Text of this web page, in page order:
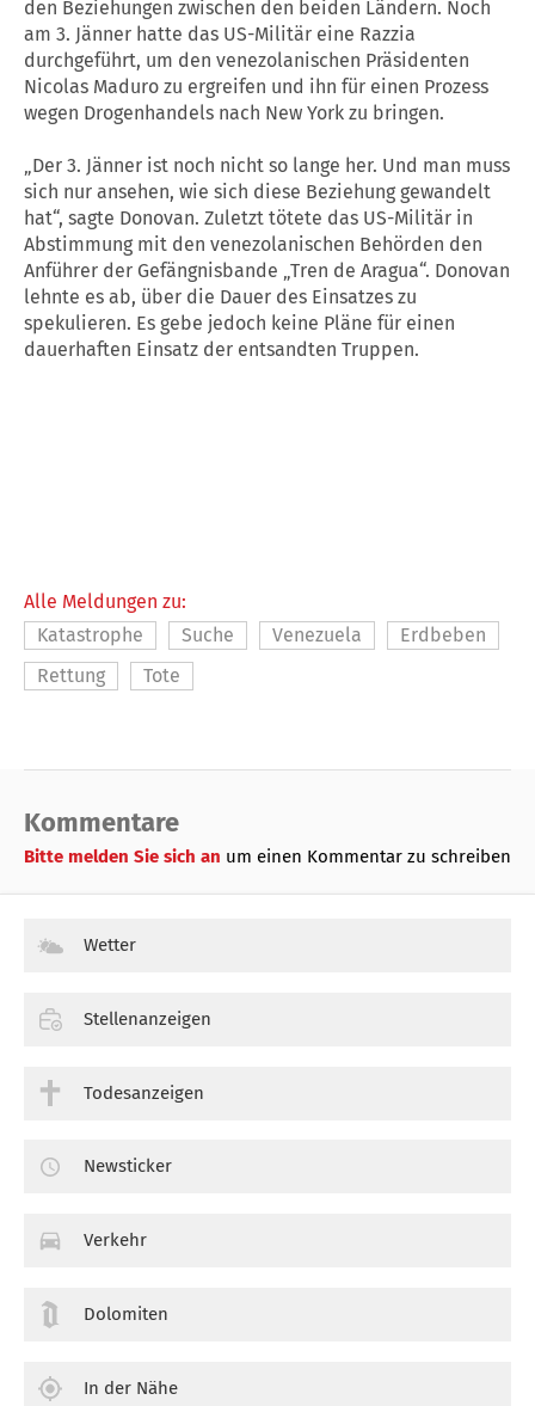
den Beziehungen zwischen den beiden Ländern. Noch
am 3. Jänner hatte das US-Militär eine Razzia
durchgeführt, um den venezolanischen Präsidenten
Nicolas Maduro zu ergreifen und ihn für einen Prozess
wegen Drogenhandels nach New York zu bringen.
„Der 3. Jänner ist noch nicht so lange her. Und man muss
sich nur ansehen, wie sich diese Beziehung gewandelt
hat“, sagte Donovan. Zuletzt tötete das US-Militär in
Abstimmung mit den venezolanischen Behörden den
Anführer der Gefängnisbande „Tren de Aragua“. Donovan
lehnte es ab, über die Dauer des Einsatzes zu
spekulieren. Es gebe jedoch keine Pläne für einen
dauerhaften Einsatz der entsandten Truppen.
Alle Meldungen zu:
Katastrophe
Suche Venezuela
Erdbeben
Rettung
Tote
Kommentare
Bitte melden Sie sich an um einen Kommentar zu schreiben
Wetter
Stellenanzeigen
Todesanzeigen
Newsticker
Verkehr
Dolomiten
In der Nähe